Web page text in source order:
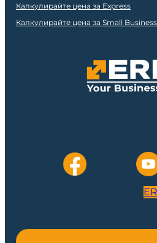
Калкулирайте цена за Express
Калкулирайте цена за Small Business